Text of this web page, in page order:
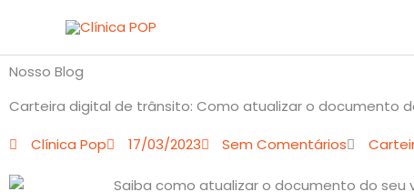
o
conteúdo
Nosso Blog
Carteira digital de trânsito: Como atualizar o documento
Clínica Pop
17/03/2023 Sem Comentários